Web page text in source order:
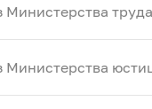
Министерства
Министерства